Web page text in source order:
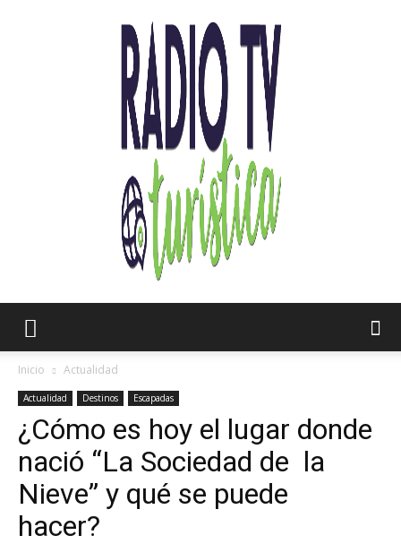
TV
Turística
Inicio Actualidad
Actualidad Destinos Escapadas
¿Cómo es hoy el lugar donde
nació “La Sociedad de la
Nieve” y qué se puede
hacer?